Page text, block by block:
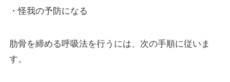
・怪我の予防になる
肋骨を締める呼吸法を行うには、次の手順に従いま
す。